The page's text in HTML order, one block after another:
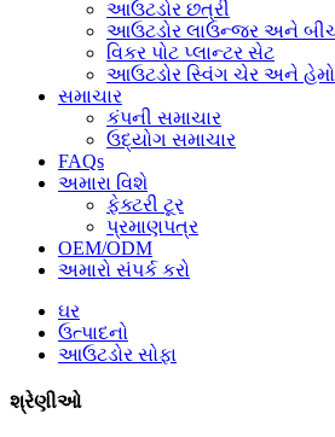
આઉટડોર છત્રી
આઉટડોર લાઉન્જર અને
વિકર પોટ પ્લાન્ટર સેટ
આઉટડોર સ્વિંગ ચેર અને
સમાચાર
કંપની સમાચાર
ઉદ્યોગ સમાચાર
FAQs
અમારા વિશે
ફેક્ટરી ટૂર
પ્રમાણપત્ર
OEM/ODM
અમારો સંપર્ક કરો
ઘર
ઉત્પાદનો
આઉટડોર સોફા
શ્રેણીઓ